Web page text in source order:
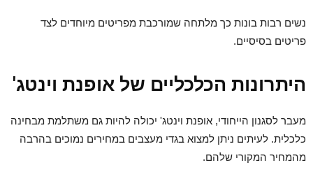
נשים רבות בונות כך מלתחה שמורכבת מפריטים מיוחדים לצד
פריטים בסיסיים.
היתרונות הכלכליים של אופנת וינטג'
מעבר לסגנון הייחודי, אופנת וינטג' יכולה להיות גם משתלמת מבחינה
כלכלית. לעיתים ניתן למצוא בגדי מעצבים במחירים נמוכים בהרבה
מהמחיר המקורי שלהם.